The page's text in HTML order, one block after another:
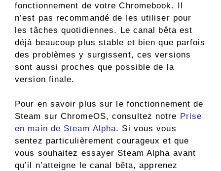
fonctionnement de votre Chromebook. Il
n’est pas recommandé de les utiliser pour
les tâches quotidiennes. Le canal bêta est
déjà beaucoup plus stable et bien que parfois
des problèmes y surgissent, ces versions
sont aussi proches que possible de la
version finale.
Pour en savoir plus sur le fonctionnement de
Steam sur ChromeOS, consultez notre Prise
en main de Steam Alpha. Si vous vous
sentez particulièrement courageux et que
vous souhaitez essayer Steam Alpha avant
qu’il n’atteigne le canal bêta, apprenez